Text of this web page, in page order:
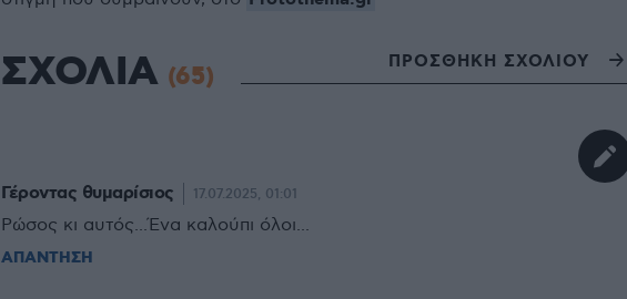
ΣΧΟΛΙΑ (65) ΠΡΟΣΘΗΚΗ ΣΧΟΛΙΟΥ
Γέροντας θυμαρίσιος 17.07.2025, 01:01
Ρώσος κι αυτός...Ένα καλούπι όλοι...
ΑΠΑΝΤΗΣΗ